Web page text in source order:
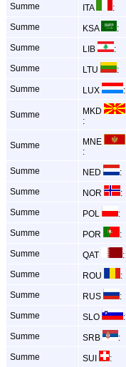
Summe ITA :
Summe KSA :
Summe LIB :
Summe LTU :
Summe LUX :
Summe
MKD
:
Summe
MNE
:
Summe NED :
Summe NOR :
Summe POL :
Summe POR :
Summe QAT :
Summe ROU :
Summe RUS :
Summe SLO :
Summe SRB :
Summe SUI :